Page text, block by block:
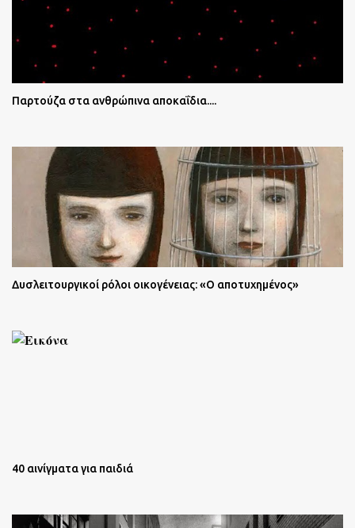
Παρτούζα στα ανθρώπινα αποκαΐδια....
Δυσλειτουργικοί ρόλοι οικογένειας: «Ο αποτυχημένος»
40 αινίγματα για παιδιά